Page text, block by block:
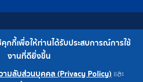
Ag Co,. Ltd. All Rights Reserved.
: 0-2308-2102 | Fax : 0-2308-2487
กกี้เพื่อให้ท่านได้รับประสบการณ์การใช้
งานที่ดียิ่งขึ้น
มลับส่วนบุคคล (Privacy Policy) และ
0-2308-2102